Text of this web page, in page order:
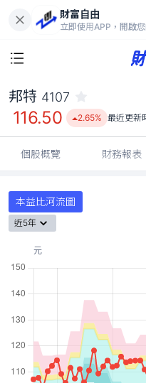
財富自由
立即使用APP，開啟
116.50
邦特 4107
116.50 2.65% 最近更新
個股概覽 財務報表
本益比河流圖
近5年